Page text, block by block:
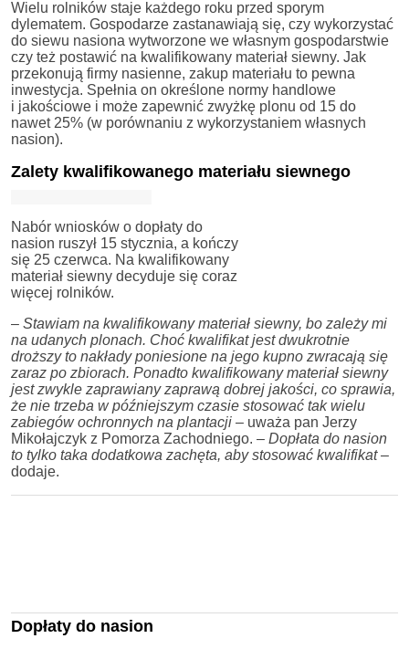
Wielu rolników staje każdego roku przed sporym
dylematem. Gospodarze zastanawiają się, czy wykorzystać
do siewu nasiona wytworzone we własnym gospodarstwie
czy też postawić na kwalifikowany materiał siewny. Jak
przekonują firmy nasienne, zakup materiału to pewna
inwestycja. Spełnia on określone normy handlowe
i jakościowe i może zapewnić zwyżkę plonu od 15 do
nawet 25% (w porównaniu z wykorzystaniem własnych
nasion).
Zalety kwalifikowanego materiału siewnego
Nabór wniosków o dopłaty do
nasion ruszył 15 stycznia, a kończy
się 25 czerwca. Na kwalifikowany
materiał siewny decyduje się coraz
więcej rolników.
– Stawiam na kwalifikowany materiał siewny, bo zależy mi
na udanych plonach. Choć kwalifikat jest dwukrotnie
droższy to nakłady poniesione na jego kupno zwracają się
zaraz po zbiorach. Ponadto kwalifikowany materiał siewny
jest zwykle zaprawiany zaprawą dobrej jakości, co sprawia,
że nie trzeba w późniejszym czasie stosować tak wielu
zabiegów ochronnych na plantacji – uważa pan Jerzy
Mikołajczyk z Pomorza Zachodniego. – Dopłata do nasion
to tylko taka dodatkowa zachęta, aby stosować kwalifikat–
dodaje.
Dopłaty do nasion